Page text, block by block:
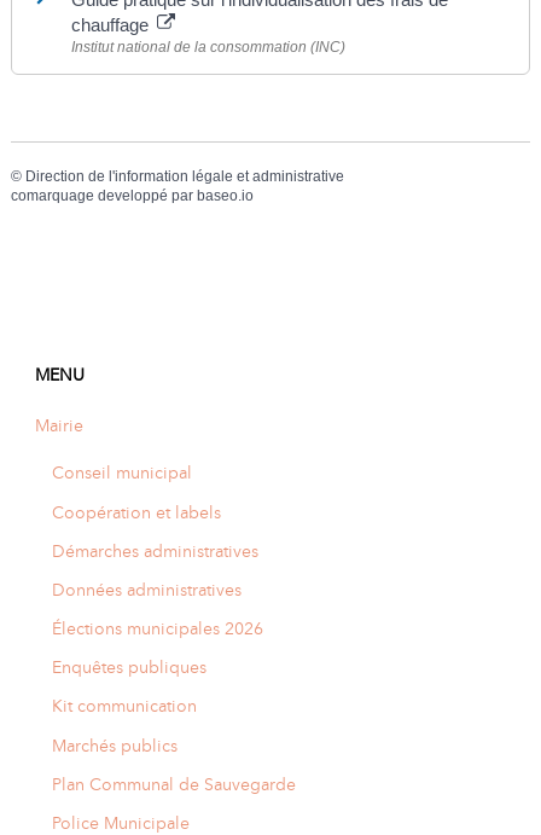
chauffage
Institut national de la consommation (INC)
© Direction de l'information légale et administrative
comarquage developpé par baseo.io
MENU
Mairie
Conseil municipal
Coopération et labels
Démarches administratives
Données administratives
Élections municipales 2026
Enquêtes publiques
Kit communication
Marchés publics
Plan Communal de Sauvegarde
Police Municipale